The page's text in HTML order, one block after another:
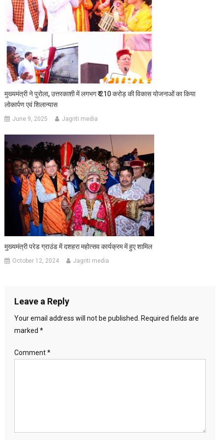
मुख्यमंत्री ने पुरोला, उत्तरकाशी में लगभग ₹ 210 करोड़ की विकास योजनाओं का किया
लोकार्पण एवं शिलान्यास
June 9, 2025 Jagriti media
मुख्यमंत्री परेड ग्राउंड में दशहरा महोत्सव कार्यक्रम में हुए शामिल
October 12, 2024 Jagriti media
Leave a Reply
Your email address will not be published.
Required fields are
marked *
Comment*